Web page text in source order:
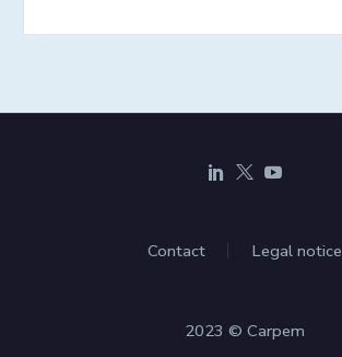
Contact Legal notice
2023 © Carpem